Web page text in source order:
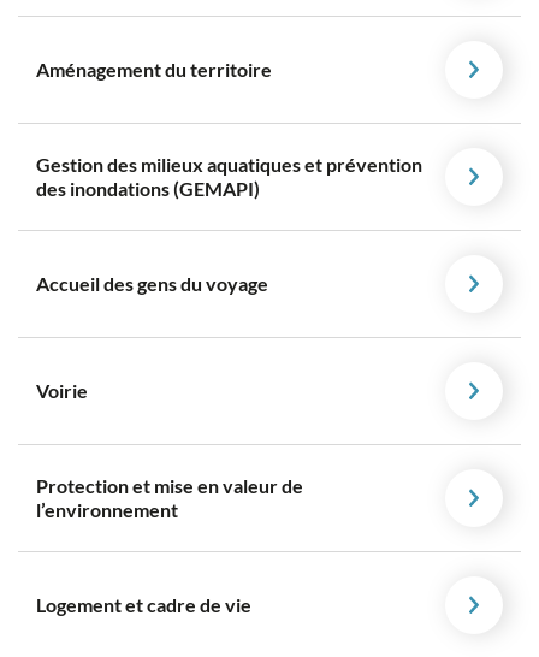
Aménagement du territoire
Gestion des milieux aquatiques et prévention
des inondations (GEMAPI)
Accueil des gens du voyage
Voirie
Protection et mise en valeur de
l’environnement
Logement et cadre de vie